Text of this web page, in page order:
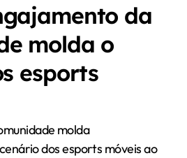
da
molda o
esports
molda
dos esports móveis ao